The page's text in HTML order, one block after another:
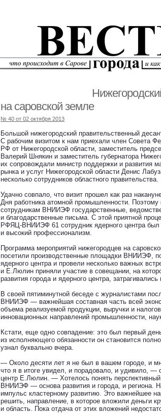
на саровской земле
№ 40 от 02 октября 2013
Большой нижегородский правительственный
С рабочим визитом к нам приехали член Совета
РФ от Нижегородской области, заместитель
Валерий Шнякин и заместитель губернатора
их сопровождали министр поддержки и развития
рынка и услуг Нижегородской области Денис
несколько сотрудников областного правительства.
Удачно совпало, что визит прошел как раз
Дня работника атомной промышленности. Поэтому
сотрудникам ВНИИЭФ государственные,
и благодарственные письма. С этой приятной
РФЯЦ-ВНИИЭФ 61 сотрудник ядерного центра был
и высокий профессионализм.
Программа мероприятий нижегородцев на
посетили производственные площадки ВНИИЭФ,
ядерного центра и провели несколько важных
и Е.Люлин приняли участие в совещании, на
развития города и ядерного центра,
В своей пятиминутной беседе с журналистами
ВНИИЭФ — важнейшая составная часть всей
объема реализуемой продукции, выручки и
инновационных направлений промышленности,
Кстати, еще одно совпадение: это был первый
из исполняющего обязанности он становится
узнал буквально вчера.
— Около десяти лет я не был в вашем городе, и
что я в итоге увидел, и порадовало, и удивило, —
центр Е.Люлин. — Хотелось понять
ВНИИЭФ — основа развития и города, и региона.
импульс кластерному развитию. Это важнейшее
решить, направление, в которое вложили деньги
и область. Пока отдача от этих вложений